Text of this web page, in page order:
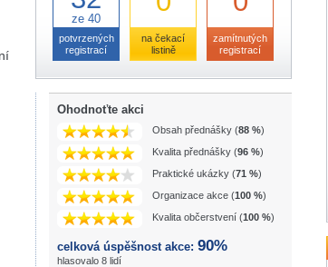
ze 40
potvrzených
registrací
na čekací
listině
zamítnutých
registrací
Ohodnoťte akci
Obsah přednášky (88 %)
Kvalita přednášky (96 %)
Praktické ukázky (71 %)
Organizace akce (100 %)
Kvalita občerstvení (100 %)
celková úspěšnost akce: 90%
hlasovalo 8 lidí